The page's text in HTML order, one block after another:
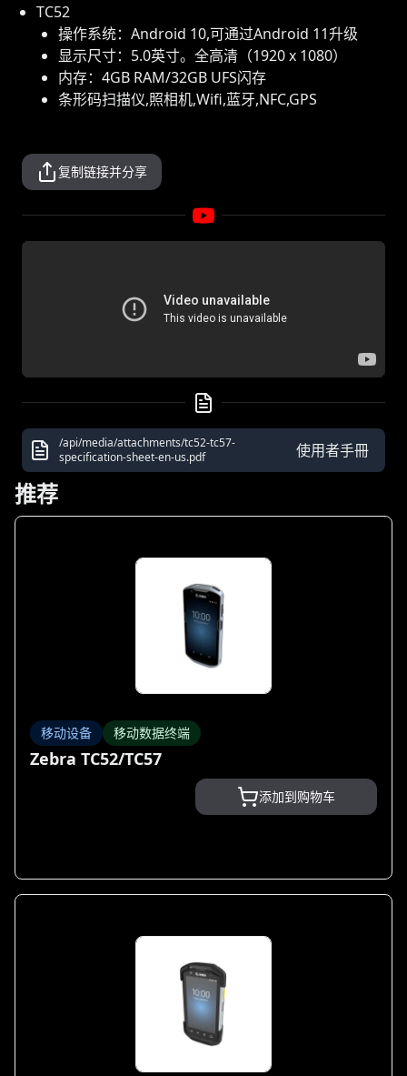
TC52
操作系统：Android 10,可通过Android 11升级
显示尺寸：5.0英寸。全高清（1920 x 1080）
内存：4GB RAM/32GB UFS闪存
条形码扫描仪,照相机,Wifi,蓝牙,NFC,GPS
复制链接并分享
/api/media/attachments/tc52-tc57-
specification-sheet-en-us.pdf
使用者手冊
推荐
移动设备 移动数据终端
Zebra TC52/TC57
添加到购物车